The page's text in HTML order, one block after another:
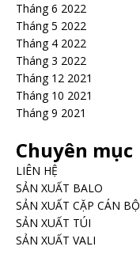
Tháng 6 2022
Tháng 5 2022
Tháng 4 2022
Tháng 3 2022
Tháng 12 2021
Tháng 10 2021
Tháng 9 2021
Chuyên mục
LIÊN HỆ
SẢN XUẤT BALO
SẢN XUẤT CẶP CÁN BỘ
SẢN XUẤT TÚI
SẢN XUẤT VALI